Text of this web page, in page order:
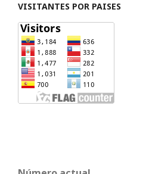
VISITANTES POR PAISES